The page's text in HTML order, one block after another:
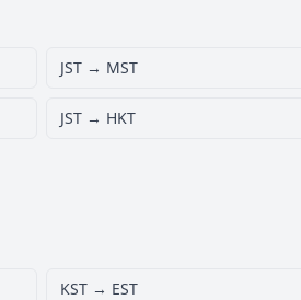
JST → MST
JST → HKT
KST → EST